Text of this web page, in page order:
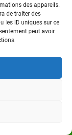
des appareils.
de traiter des
les ID uniques sur ce
peut avoir
Ivoirien,
Journalisme
Homme de